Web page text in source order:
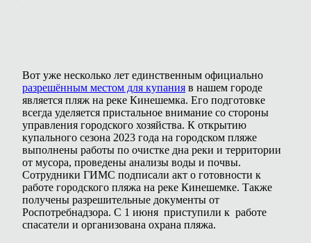
Вот уже несколько лет единственным официально
разрешённым местом для купания в нашем городе
является пляж на реке Кинешемка. Его подготовке
всегда уделяется пристальное внимание со стороны
управления городского хозяйства. К открытию
купального сезона 2023 года на городском пляже
выполнены работы по очистке дна реки и территории
от мусора, проведены анализы воды и почвы.
Сотрудники ГИМС подписали акт о готовности к
работе городского пляжа на реке Кинешемке. Также
получены разрешительные документы от
Роспотребнадзора. С 1 июня приступили к работе
спасатели и организована охрана пляжа.